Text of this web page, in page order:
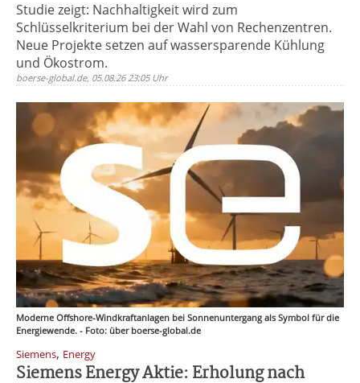
Studie zeigt: Nachhaltigkeit wird zum
Schlüsselkriterium bei der Wahl von Rechenzentren.
Neue Projekte setzen auf wassersparende Kühlung
und Ökostrom.
boerse-global.de, 05.08.26 23:05 Uhr
Moderne Offshore-Windkraftanlagen bei Sonnenuntergang als Symbol für die
Energiewende. - Foto: über boerse-global.de
Siemens, Energy
Siemens Energy Aktie: Erholung nach